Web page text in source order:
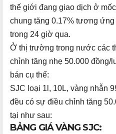
thế giới đang giao dịch ở
chung tăng 0.17% tương
trong 24 giờ qua.
Ở thị trường trong nước các
chỉnh tăng nhẹ 50.000 đồng/
bán cụ thể:
SJC loại 1l, 10L, vàng nhẫn
đều có sự điều chỉnh tăng
tại như sau:
BẢNG GIÁ VÀNG SJC: